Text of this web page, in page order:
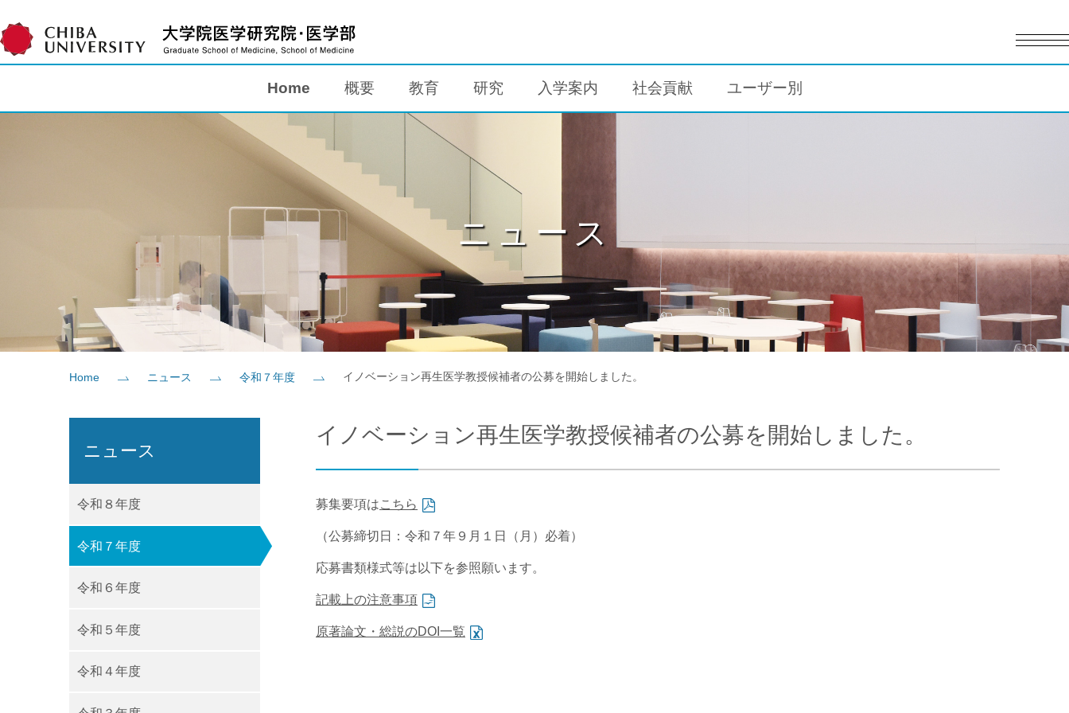
Home
入学案内
お問い合わせ 交通アクセス
Home 概要 教育 研究 入学案内 社会貢献 ユーザー別
ニュース
Home ニュース 令和７年度 イノベーション再生医学教授候補者の公募を開始しました。
イノベーション再生医学教授候補者の公募を開始しました。
募集要項はこちら
（公募締切日：令和７年９月１日（月）必着）
応募書類様式等は以下を参照願います。
記載上の注意事項
原著論文・総説のDOI一覧
ニュース
令和８年度
令和７年度
令和６年度
令和５年度
令和４年度